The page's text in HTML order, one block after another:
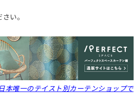
い。
本唯一のテイスト別カーテンショップで